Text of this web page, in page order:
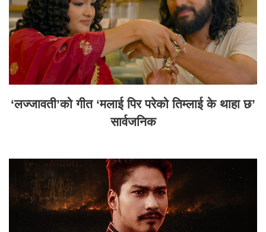
‘लज्जावती’को गीत ‘मलाई पिर परेको तिम्लाई के थाहा छ’
सार्वजनिक